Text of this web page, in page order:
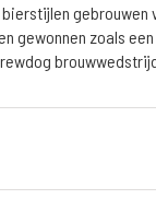
gebrouwen
gewonnen zoals